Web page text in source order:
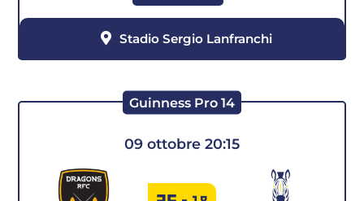
Stadio Sergio Lanfranchi
09 ottobre 20:15
Guinness Pro 14